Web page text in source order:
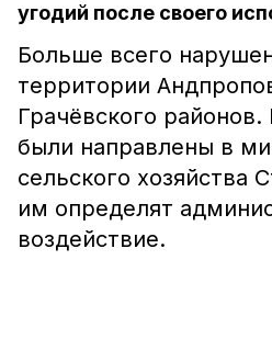
угодий после своего
Больше всего
территории
Грачёвского
были направлены в
сельского хозяйства
им определят
воздействие.